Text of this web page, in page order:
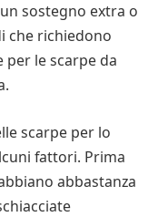
sostegno extra o
che richiedono
le scarpe da
scarpe per lo
fattori. Prima
abbastanza